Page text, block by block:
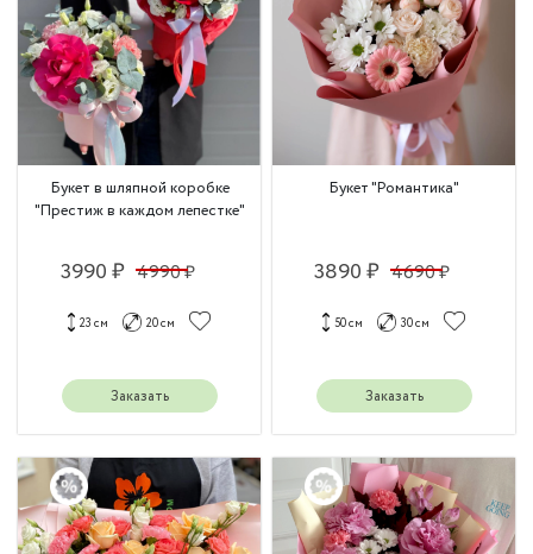
Букет в шляпной коробке
"Престиж в каждом лепестке"
3990 ₽ 4990 ₽
23 см 20 см
Заказать
Букет "Романтика"
3890 ₽ 4690 ₽
50 см 30 см
Заказать